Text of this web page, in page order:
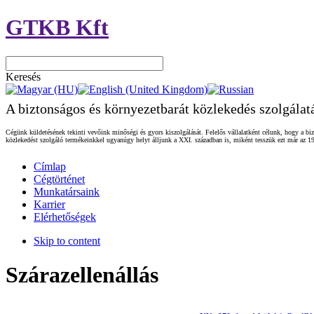
GTKB Kft
Keresés
A biztonságos és környezetbarát közlekedés
Cégünk küldetésének tekinti vevőink minőségi és gyors kiszolgálását. Felelős vállalatként célunk, hogy a
közlekedést szolgáló termékeinkkel ugyanúgy helyt álljunk a XXI. században is, miként tesszük ezt már az
Címlap
Cégtörténet
Munkatársaink
Karrier
Elérhetőségek
Skip to content
Szárazellenállás